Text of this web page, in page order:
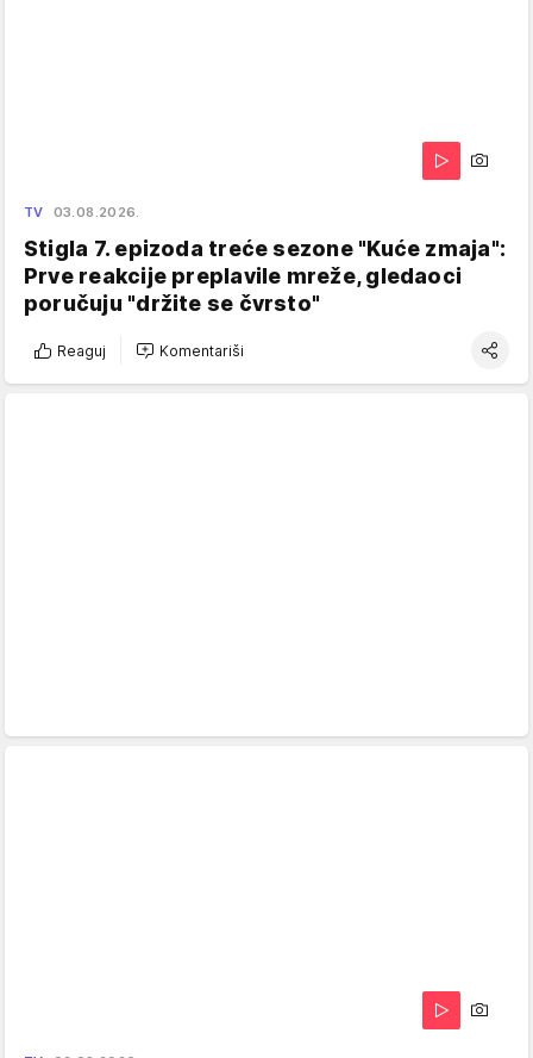
TV 03.08.2026.
Stigla 7. epizoda treće sezone "Kuće zmaja":
Prve reakcije preplavile mreže, gledaoci
poručuju "držite se čvrsto"
Reaguj Komentariši